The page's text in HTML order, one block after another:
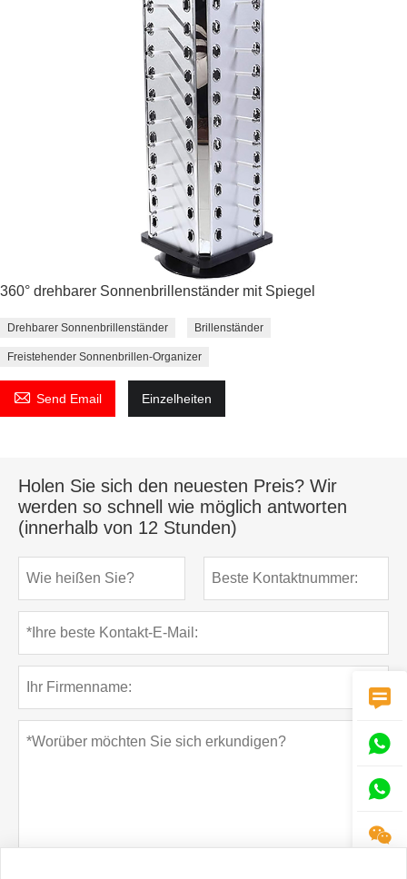
360° drehbarer Sonnenbrillenständer mit Spiegel
Drehbarer Sonnenbrillenständer Brillenständer
Freistehender Sonnenbrillen-Organizer
 Send Email Einzelheiten
Holen Sie sich den neuesten Preis? Wir
werden so schnell wie möglich antworten
(innerhalb von 12 Stunden)



